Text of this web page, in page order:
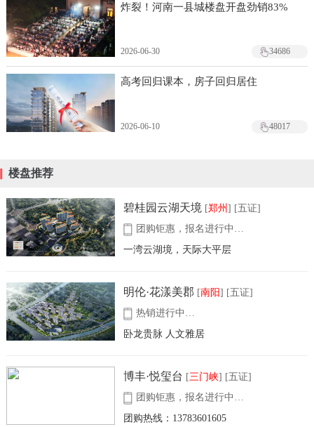
炸裂！河南一县城楼盘开盘劲销83%
2026-06-30 34686
高考回归课本，房子回归居住
2026-06-10 48017
楼盘推荐
碧桂园云湖天境 [郑州 ] [五证]
团购钜惠，报名进行中…
一湾云湖境，天际大平层
明伦·花漾美郡 [南阳] [五证]
热销进行中…
卧龙贵脉 人文雅居
博丰·悦玺台 [三门峡] [五证]
团购钜惠，报名进行中…
团购热线：13783601605